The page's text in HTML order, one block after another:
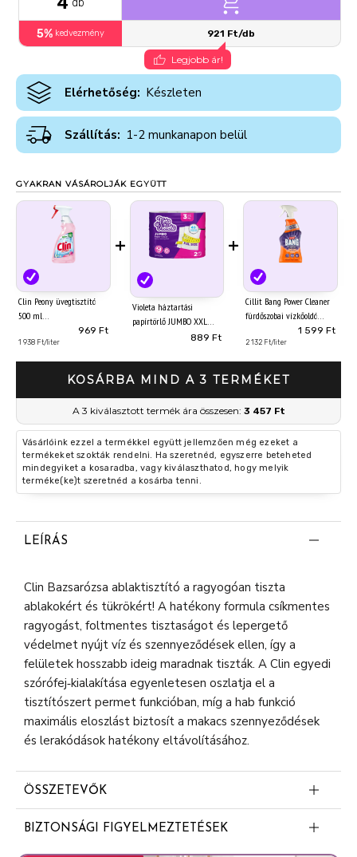
db
5% kedvezmény 921 Ft/db
Legjobb ár!
Elérhetőség: Készleten
Szállítás: 1-2 munkanapon belül
GYAKRAN VÁSÁROLJÁK EGYÜTT
Clin Peony üvegtisztító
500 ml
969 Ft
1 938 Ft/liter
+
Violeta háztartási
papírtörlő JUMBO XXL
prémium 3 réteg/2889 Ft
+
Cillit Bang Power Cleaner
fürdőszobai vízkőoldó
1 599 Ft
2 132 Ft/liter
KOSÁRBA MIND A 3 TERMÉKET
A 3 kiválasztott termék ára összesen: 3 457 Ft
Vásárlóink ezzel a termékkel együtt jellemzően még ezeket a
termékeket szokták rendelni. Ha szeretnéd, egyszerre beteheted
mindegyiket a kosaradba, vagy kiválaszthatod, hogy melyik
terméke(ke)t szeretnéd a kosárba tenni.
LEÍRÁS
Clin Bazsarózsa ablaktisztító a ragyogóan tiszta
ablakokért és tükrökért! A hatékony formula csíkmentes
ragyogást, foltmentes tisztaságot és lepergető
védelmet nyújt víz és szennyeződések ellen, így a
felületek hosszabb ideig maradnak tiszták. A Clin egyedi
szórófej‑kialakítása egyenletesen oszlatja el a
tisztítószert permet funkcióban, míg a hab funkció
maximális eloszlást biztosít a makacs szennyeződések
és lerakódások hatékony eltávolításához.
ÖSSZETEVŐK
<5% anionos felületaktív anyagok
BIZTONSÁGI FIGYELMEZTETÉSEK